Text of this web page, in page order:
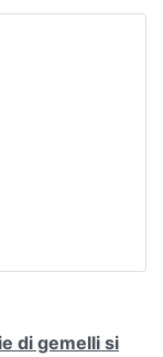
di gemelli si